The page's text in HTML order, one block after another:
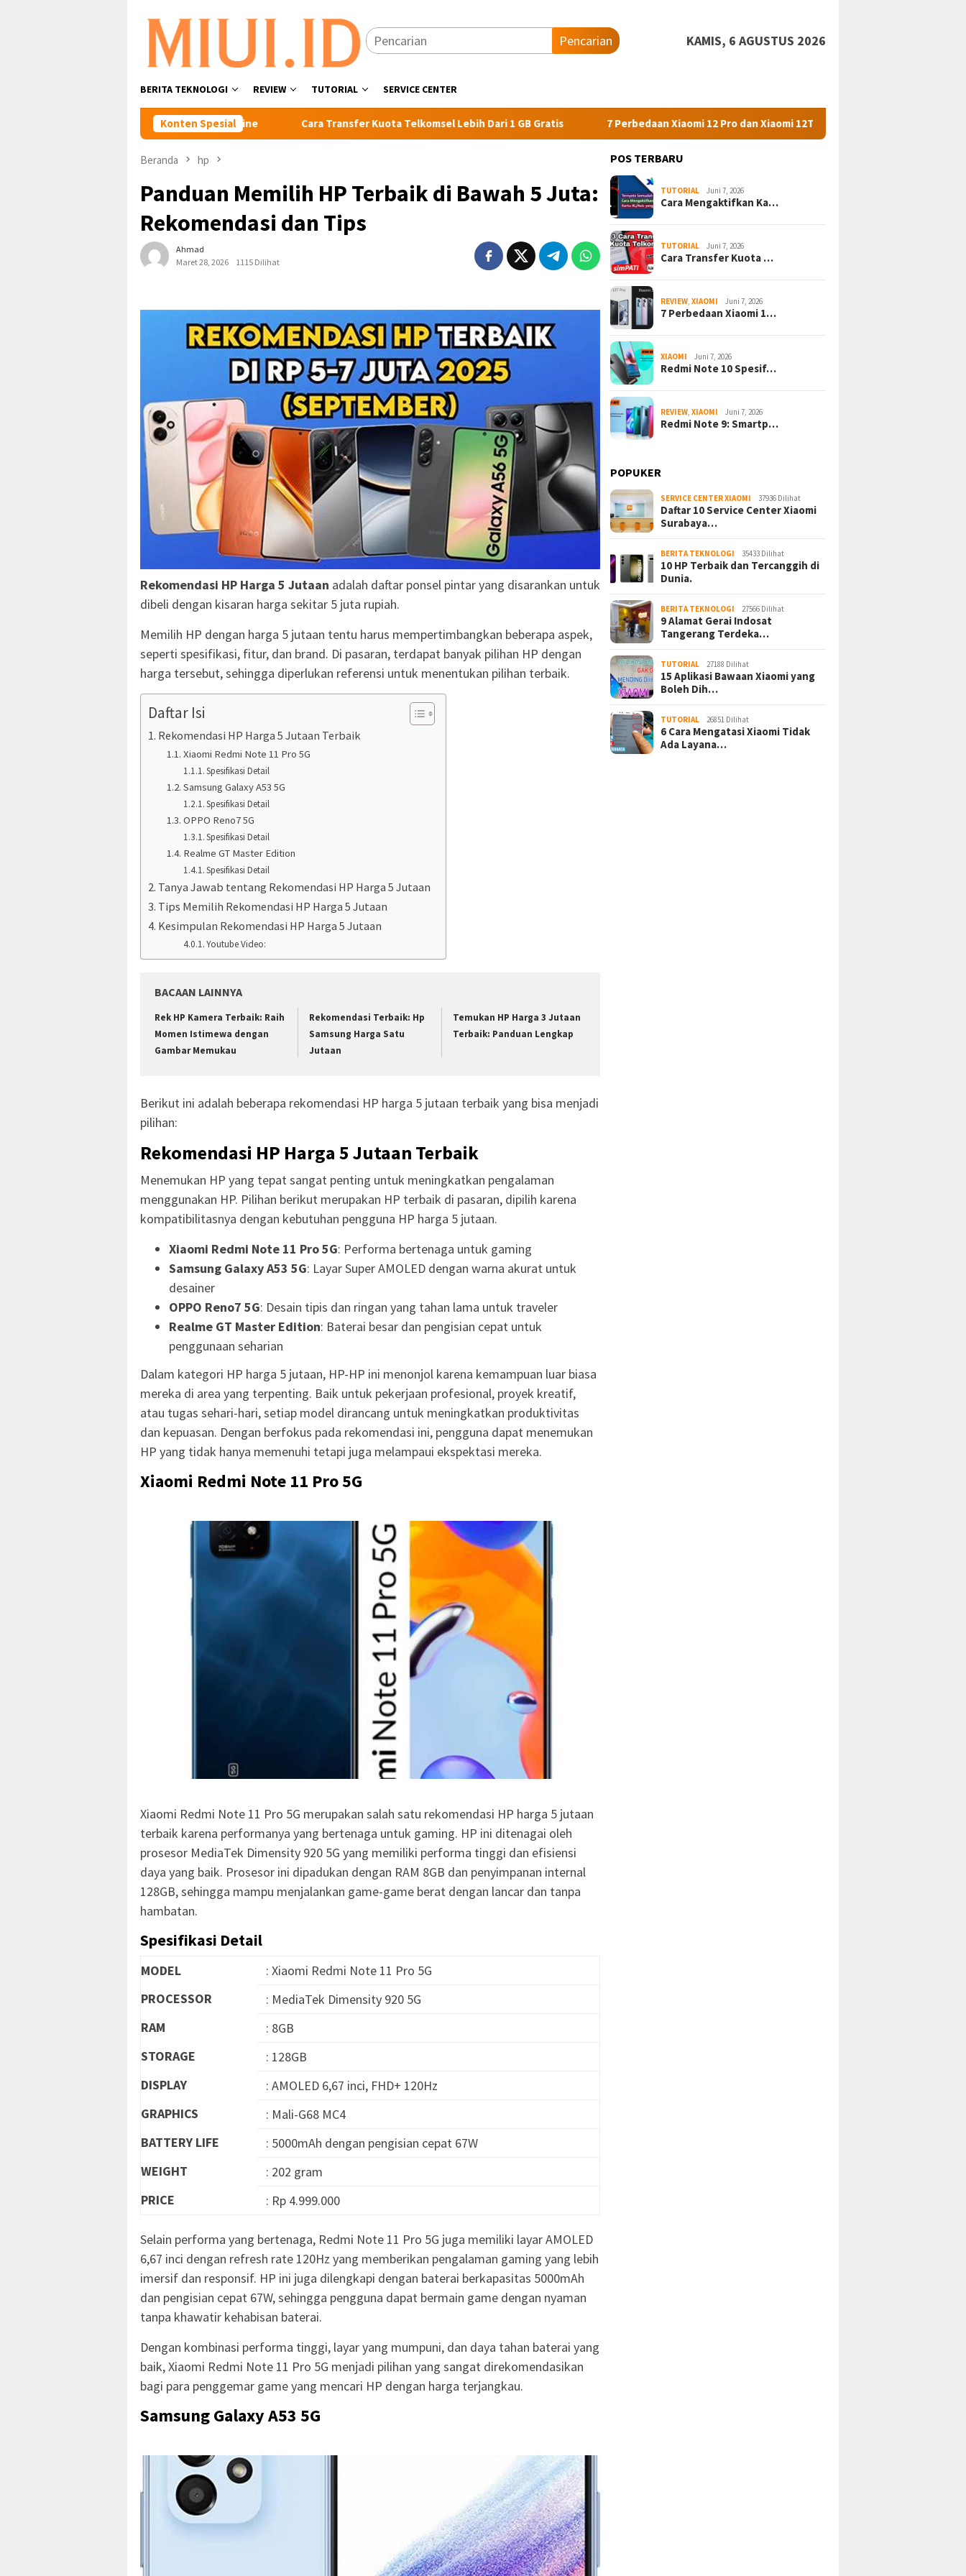
konten
Pencarian KAMIS, 6 AGUSTUS 2026
BERITA TEKNOLOGI REVIEW TUTORIAL SERVICE CENTER
Konten Spesial
XL yang Sudah Mati Secara Online Cara Transfer Kuota Telkomsel Lebih Dari 1 GB Gratis 7 Perbedaan Xiaomi 12 Pro dan Xiaomi 12T Pro Redmi Note 10 Spesifikasi Dan
Beranda hp
Panduan Memilih HP Terbaik di Bawah 5 Juta:
Rekomendasi dan Tips
Ahmad
Maret 28, 2026
1115 Dilihat
Rekomendasi HP Harga 5 Jutaan adalah daftar ponsel pintar yang disarankan untuk
dibeli dengan kisaran harga sekitar 5 juta rupiah.
Memilih HP dengan harga 5 jutaan tentu harus mempertimbangkan beberapa aspek,
seperti spesifikasi, fitur, dan brand. Di pasaran, terdapat banyak pilihan HP dengan
harga tersebut, sehingga diperlukan referensi untuk menentukan pilihan terbaik.
Daftar Isi
Rekomendasi HP Harga 5 Jutaan Terbaik
Xiaomi Redmi Note 11 Pro 5G
Spesifikasi Detail
Samsung Galaxy A53 5G
Spesifikasi Detail
OPPO Reno7 5G
Spesifikasi Detail
Realme GT Master Edition
Spesifikasi Detail
Tanya Jawab tentang Rekomendasi HP Harga 5 Jutaan
Tips Memilih Rekomendasi HP Harga 5 Jutaan
Kesimpulan Rekomendasi HP Harga 5 Jutaan
Youtube Video:
BACAAN LAINNYA
Rek HP Kamera Terbaik: Raih
Momen Istimewa dengan
Gambar Memukau
Rekomendasi Terbaik: Hp
Samsung Harga Satu
Jutaan
Temukan HP Harga 3 Jutaan
Terbaik: Panduan Lengkap
Berikut ini adalah beberapa rekomendasi HP harga 5 jutaan terbaik yang bisa menjadi
pilihan:
Rekomendasi HP Harga 5 Jutaan Terbaik
Menemukan HP yang tepat sangat penting untuk meningkatkan pengalaman
menggunakan HP. Pilihan berikut merupakan HP terbaik di pasaran, dipilih karena
kompatibilitasnya dengan kebutuhan pengguna HP harga 5 jutaan.
Xiaomi Redmi Note 11 Pro 5G: Performa bertenaga untuk gaming
Samsung Galaxy A53 5G: Layar Super AMOLED dengan warna akurat untuk
desainer
OPPO Reno7 5G: Desain tipis dan ringan yang tahan lama untuk traveler
Realme GT Master Edition: Baterai besar dan pengisian cepat untuk
penggunaan seharian
Dalam kategori HP harga 5 jutaan, HP-HP ini menonjol karena kemampuan luar biasa
mereka di area yang terpenting. Baik untuk pekerjaan profesional, proyek kreatif,
atau tugas sehari-hari, setiap model dirancang untuk meningkatkan produktivitas
dan kepuasan. Dengan berfokus pada rekomendasi ini, pengguna dapat menemukan
HP yang tidak hanya memenuhi tetapi juga melampaui ekspektasi mereka.
Xiaomi Redmi Note 11 Pro 5G
Xiaomi Redmi Note 11 Pro 5G merupakan salah satu rekomendasi HP harga 5 jutaan
terbaik karena performanya yang bertenaga untuk gaming. HP ini ditenagai oleh
prosesor MediaTek Dimensity 920 5G yang memiliki performa tinggi dan efisiensi
daya yang baik. Prosesor ini dipadukan dengan RAM 8GB dan penyimpanan internal
128GB, sehingga mampu menjalankan game-game berat dengan lancar dan tanpa
hambatan.
Spesifikasi Detail
MODEL
: Xiaomi Redmi Note 11 Pro 5G
PROCESSOR
: MediaTek Dimensity 920 5G
RAM
: 8GB
STORAGE
: 128GB
DISPLAY
: AMOLED 6,67 inci, FHD+ 120Hz
GRAPHICS
: Mali-G68 MC4
BATTERY LIFE
: 5000mAh dengan pengisian cepat 67W
WEIGHT
: 202 gram
PRICE
: Rp 4.999.000
Selain performa yang bertenaga, Redmi Note 11 Pro 5G juga memiliki layar AMOLED
6,67 inci dengan refresh rate 120Hz yang memberikan pengalaman gaming yang lebih
imersif dan responsif. HP ini juga dilengkapi dengan baterai berkapasitas 5000mAh
dan pengisian cepat 67W, sehingga pengguna dapat bermain game dengan nyaman
tanpa khawatir kehabisan baterai.
Dengan kombinasi performa tinggi, layar yang mumpuni, dan daya tahan baterai yang
baik, Xiaomi Redmi Note 11 Pro 5G menjadi pilihan yang sangat direkomendasikan
bagi para penggemar game yang mencari HP dengan harga terjangkau.
Samsung Galaxy A53 5G
POS TERBARU
TUTORIAL Juni 7, 2026
Cara Mengaktifkan Ka…
TUTORIAL Juni 7, 2026
Cara Transfer Kuota …
REVIEW,XIAOMI Juni 7, 2026
7 Perbedaan Xiaomi 1…
XIAOMI Juni 7, 2026
Redmi Note 10 Spesif…
REVIEW,XIAOMI Juni 7, 2026
Redmi Note 9: Smartp…
POPUKER
SERVICE CENTER XIAOMI 37936 Dilihat
Daftar 10 Service Center Xiaomi
Surabaya…
BERITA TEKNOLOGI 35433 Dilihat
10 HP Terbaik dan Tercanggih di
Dunia.
BERITA TEKNOLOGI 27566 Dilihat
9 Alamat Gerai Indosat
Tangerang Terdeka…
TUTORIAL 27188 Dilihat
15 Aplikasi Bawaan Xiaomi yang
Boleh Dih…
TUTORIAL 26851 Dilihat
6 Cara Mengatasi Xiaomi Tidak
Ada Layana…